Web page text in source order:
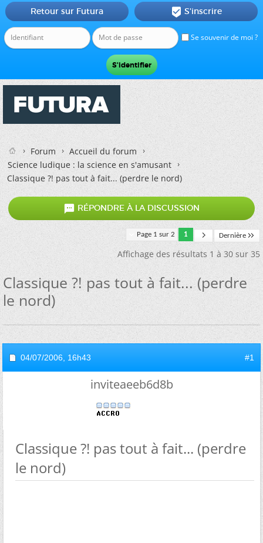
Se souvenir de moi ?
Retour sur Futura  S'inscrire
Forum
Accueil du forum
Science ludique : la science en s'amusant
Classique ?! pas tout à fait... (perdre le nord)
 RÉPONDRE À LA DISCUSSION
Page 1 sur 2 1 Dernière
Affichage des résultats 1 à 30 sur 35
Classique ?! pas tout à fait... (perdre
le nord)
04/07/2006, 16h43 #1
inviteaeeb6d8b
Classique ?! pas tout à fait... (perdre
le nord)